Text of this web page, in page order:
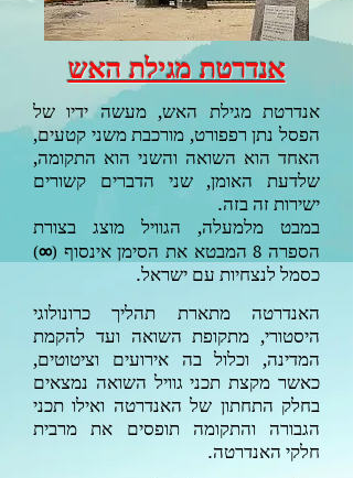
אנדרטת מגילת האש
אנדרטת מגילת האש, מעשה ידיו של
הפסל נתן רפפורט, מורכבת משני קטעים,
האחד הוא השואה והשני הוא התקומה,
שלדעת האומן, שני הדברים קשורים
ישירות זה בזה.
במבט מלמעלה, הגוויל מוצג בצורת
הספרה 8המבטא את הסימן אינסוף (
∞
)
כסמל לנצחיות עם ישראל.
האנדרטה מתארת תהליך כרונולוגי
היסטורי, מתקופת השואה ועד להקמת
המדינה, וכלול בה אירועים וציטוטים,
כאשר מקצת תכני גוויל השואה נמצאים
בחלק התחתון של האנדרטה ואילו תכני
הגבורה והתקומה תופסים את מרבית
חלקי האנדרטה.